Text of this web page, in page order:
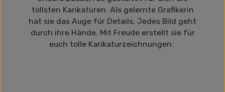
tollsten Karikaturen. Als gelernte Grafikerin
hat sie das Auge für Details. Jedes Bild geht
durch ihre Hände. Mit Freude erstellt sie für
euch tolle Karikaturzeichnungen.